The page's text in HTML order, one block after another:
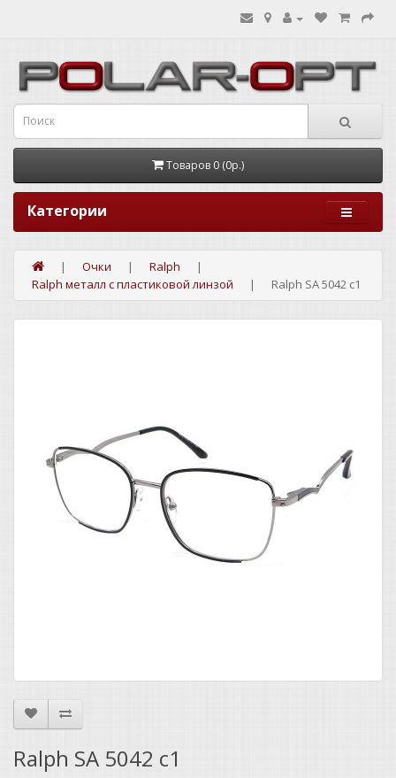
Товаров 0 (0р.)
Категории
Очки
Ralph
Ralph металл с пластиковой линзой
Ralph SA 5042 c1
Ralph SA 5042 c1